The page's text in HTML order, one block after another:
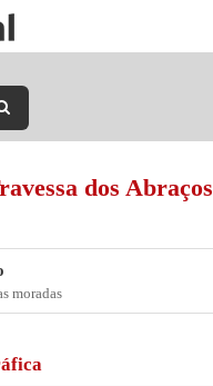
dos Abraços
moradas